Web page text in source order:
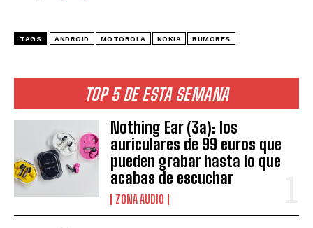
TOP 5 DE ESTA SEMANA
Nothing Ear (3a): los
auriculares de 99 euros que
pueden grabar hasta lo que
acabas de escuchar
ZONA AUDIO
TAGS ANDROID MOTOROLA NOKIA RUMORES